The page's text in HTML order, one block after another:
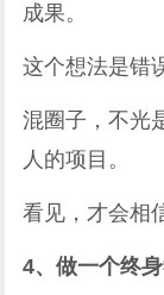
成果。
这个想法是错
混圈子，不光
人的项目。
看见，才会相
4、做一个终